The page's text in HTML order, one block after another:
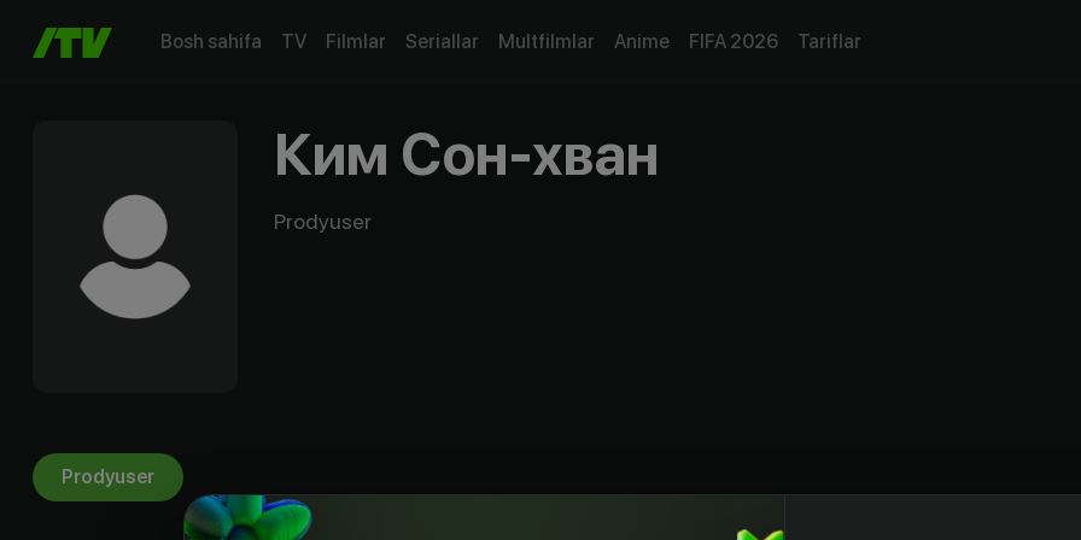
Bosh sahifa TV Filmlar Seriallar Multfilmlar Anime FIFA 2026 Tariflar
Ким Сон-хван
Prodyuser
Prodyuser